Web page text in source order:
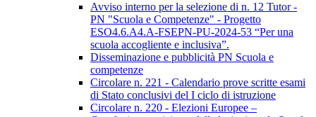
Avviso interno per la selezione di n. 12 Tutor -
PN "Scuola e Competenze" - Progetto
ESO4.6.A4.A-FSEPN-PU-2024-53 “Per una
scuola accogliente e inclusiva”.
Disseminazione e pubblicità PN Scuola e
competenze
Circolare n. 221 - Calendario prove scritte esami
di Stato conclusivi del I ciclo di istruzione
Circolare n. 220 - Elezioni Europee –